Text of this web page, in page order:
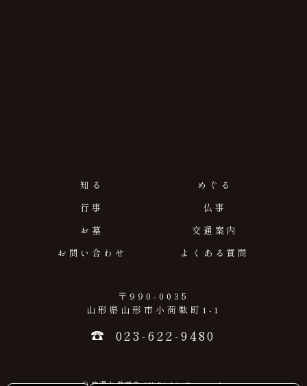
知る
めぐる
行事
仏事
お墓
交通案内
お問い合わせ
よくある質問
〒990-0035
山形県山形市小荷駄町1-1
023-622-9480